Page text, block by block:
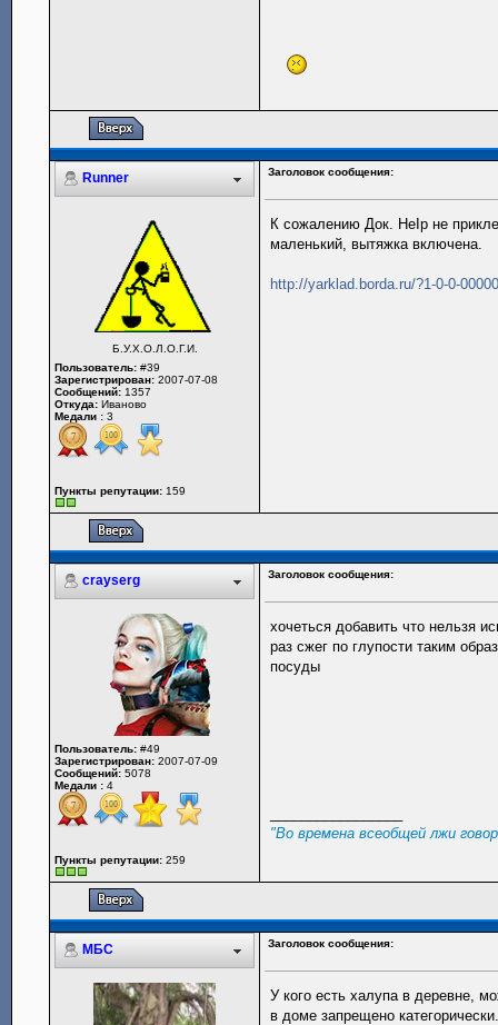
Runner Заголовок сообщения:
Б.У.Х.О.Л.О.Г.И.
Пользователь: #39
Зарегистрирован: 2007-07-08
Сообщений: 1357
Откуда: Иваново
Медали : 3
Пункты репутации: 159
К сожалению Док. НеIp не
маленький, вытяжка включена.
http://yarklad.borda.ru/?1-0-0-
crayserg Заголовок сообщения:
Пользователь: #49
Зарегистрирован: 2007-07-09
Сообщений: 5078
Медали : 4
Пункты репутации: 259
хочеться добавить что нельзя
раз сжег по глупости таким
посуды
"Во времена всеобщей лжи
МБС Заголовок сообщения:
У кого есть халупа в деревне,
в доме запрещено